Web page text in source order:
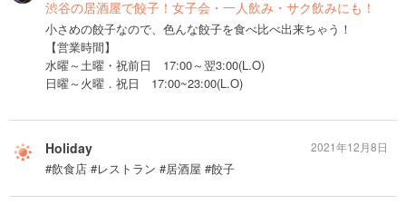
渋谷の居酒屋で餃子！女子会・一人飲み・サク飲みにも！
小さめの餃子なので、色んな餃子を食べ比べ出来ちゃう！
【営業時間】
水曜～土曜・祝前日 17:00～翌3:00(L.O)
日曜～火曜．祝日 17:00~23:00(L.O)
Holiday
#飲食店 #レストラン #居酒屋 #餃子
2021年12月8日